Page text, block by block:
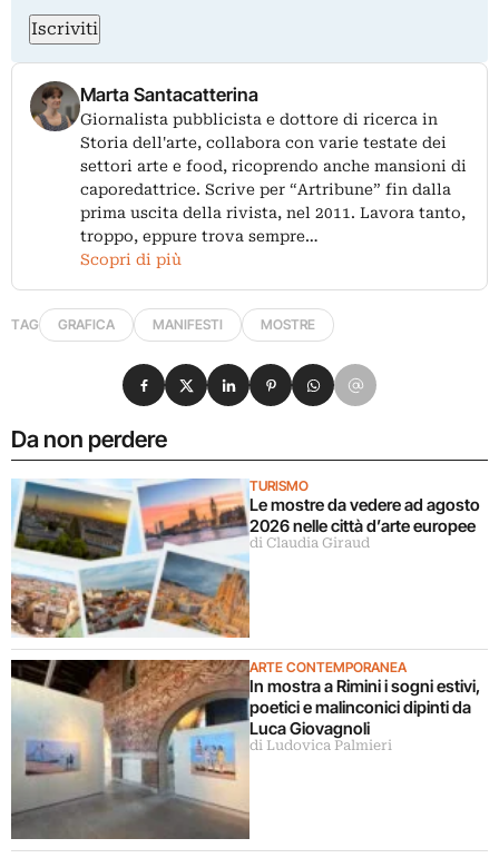
Iscriviti
Marta Santacatterina
Giornalista pubblicista e dottore di ricerca in
Storia dell'arte, collabora con varie testate dei
settori arte e food, ricoprendo anche mansioni di
caporedattrice. Scrive per “Artribune” fin dalla
prima uscita della rivista, nel 2011. Lavora tanto,
troppo, eppure trova sempre…
Scopri di più
TAG GRAFICA MANIFESTI MOSTRE
Da non perdere
TURISMO
Le mostre da vedere ad agosto
2026 nelle città d’arte europee
di Claudia Giraud
ARTE CONTEMPORANEA
In mostra a Rimini i sogni estivi,
poetici e malinconici dipinti da
Luca Giovagnoli
di Ludovica Palmieri
Condividi su Facebook
Condividi su X
Condividi su LinkedIn
Condividi su Pinterest
Condividi su WhatsApp
Condividi su Email